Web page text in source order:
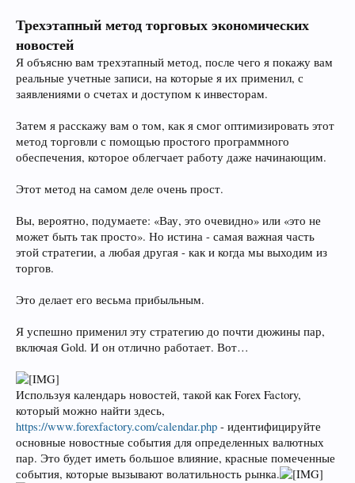
Трехэтапный метод торговых экономических
новостей
Я объясню вам трехэтапный метод, после чего я покажу вам
реальные учетные записи, на которые я их применил, с
заявлениями о счетах и доступом к инвесторам.
Затем я расскажу вам о том, как я смог оптимизировать этот
метод торговли с помощью простого программного
обеспечения, которое облегчает работу даже начинающим.
Этот метод на самом деле очень прост.
Вы, вероятно, подумаете: «Вау, это очевидно» или «это не
может быть так просто». Но истина - самая важная часть
этой стратегии, а любая другая - как и когда мы выходим из
торгов.
Это делает его весьма прибыльным.
Я успешно применил эту стратегию до почти дюжины пар,
включая Gold. И он отлично работает. Вот…
Используя календарь новостей, такой как Forex Factory,
который можно найти здесь,
https://www.forexfactory.com/calendar.php - идентифицируйте
основные новостные события для определенных валютных
пар. Это будет иметь большое влияние, красные помеченные
события, которые вызывают волатильность рынка.